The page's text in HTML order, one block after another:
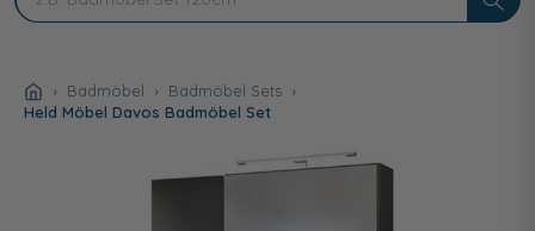
Badmöbel
Badmöbel Sets
Held Möbel Davos Badmöbel Set